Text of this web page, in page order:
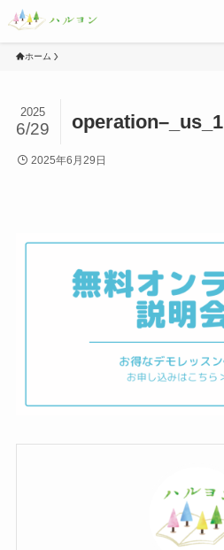
ホーム
operation–_us_1
2025
6/29
2025年6月29日